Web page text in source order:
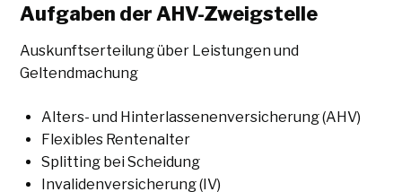
Aufgaben der AHV-Zweigstelle
Auskunftserteilung über Leistungen und
Geltendmachung
Alters- und Hinterlassenenversicherung (AHV)
Flexibles Rentenalter
Splitting bei Scheidung
Invalidenversicherung (IV)